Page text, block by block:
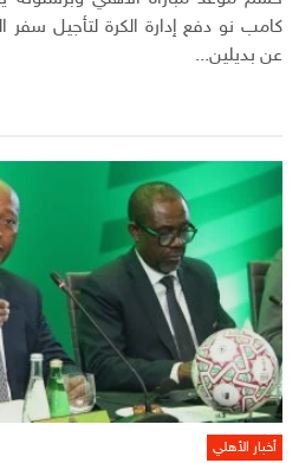
عن بديلين...
أخبار الأهلي